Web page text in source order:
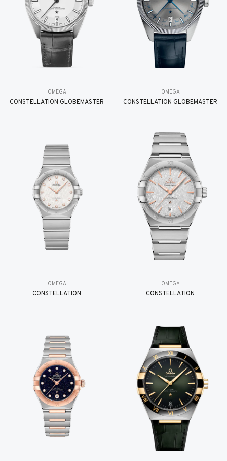
OMEGA
CONSTELLATION GLOBEMASTER
OMEGA
CONSTELLATION GLOBEMASTER
OMEGA
CONSTELLATION
OMEGA
CONSTELLATION